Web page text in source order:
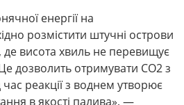
енергії на
розмістити штучні острови
де висота хвиль не перевищує
дозволить отримувати CO2 з
реакції з воднем утворює
в якості палива», —